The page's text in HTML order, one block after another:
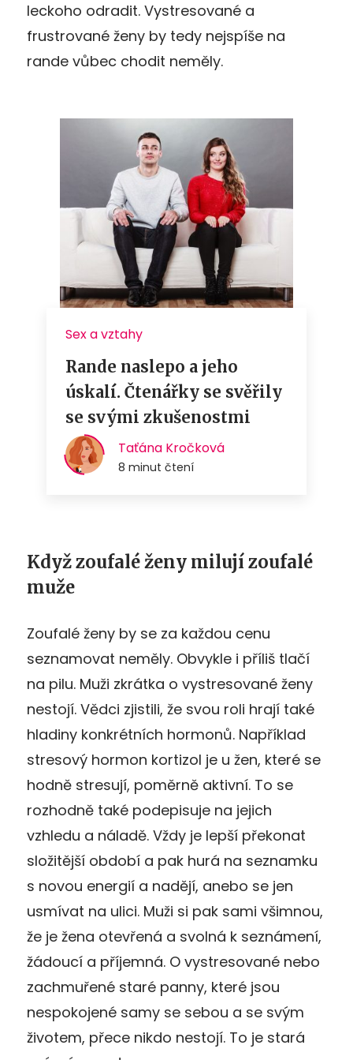
leckoho odradit. Vystresované a
frustrované ženy by tedy nejspíše na
rande vůbec chodit neměly.
Když zoufalé ženy milují zoufalé
muže
Zoufalé ženy by se za každou cenu
seznamovat neměly. Obvykle i příliš tlačí
na pilu. Muži zkrátka o vystresované ženy
nestojí. Vědci zjistili, že svou roli hrají také
hladiny konkrétních hormonů. Například
stresový hormon kortizol je u žen, které se
hodně stresují, poměrně aktivní. To se
rozhodně také podepisuje na jejich
vzhledu a náladě. Vždy je lepší překonat
složitější období a pak hurá na seznamku
s novou energií a nadějí, anebo se jen
usmívat na ulici. Muži si pak sami všimnou,
že je žena otevřená a svolná k seznámení,
žádoucí a příjemná. O vystresované nebo
zachmuřené staré panny, které jsou
nespokojené samy se sebou a se svým
životem, přece nikdo nestojí. To je stará